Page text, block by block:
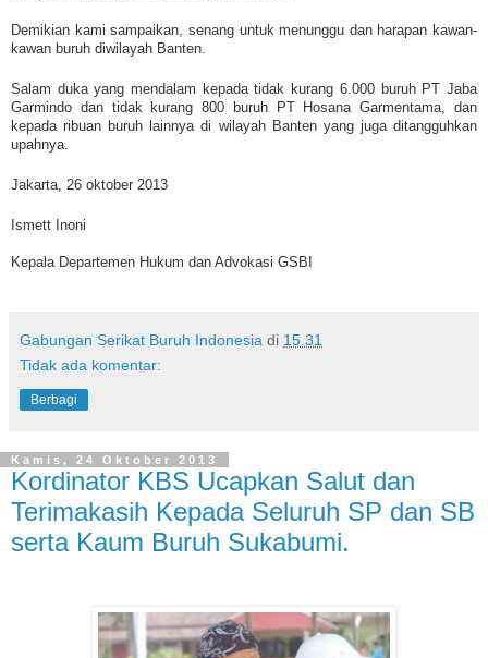
Demikian kami sampaikan, senang untuk menunggu dan harapan kawan-
kawan buruh diwilayah Banten.
Salam duka yang mendalam kepada tidak kurang 6.000 buruh PT Jaba
Garmindo dan tidak kurang 800 buruh PT Hosana Garmentama, dan
kepada ribuan buruh lainnya di wilayah Banten yang juga ditangguhkan
upahnya.
Jakarta, 26 oktober 2013
Ismett Inoni
Kepala Departemen Hukum dan Advokasi GSBI
Gabungan Serikat Buruh Indonesia di 15.31
Tidak ada komentar:
Berbagi
Kamis, 24 Oktober 2013
Kordinator KBS Ucapkan Salut dan
Terimakasih Kepada Seluruh SP dan SB
serta Kaum Buruh Sukabumi.